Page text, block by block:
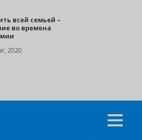
всей семьей –
во времена
2020